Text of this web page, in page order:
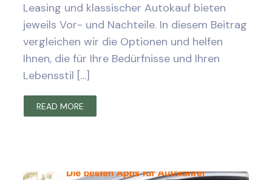
Leasing und klassischer Autokauf bieten
jeweils Vor- und Nachteile. In diesem Beitrag
vergleichen wir die Optionen und helfen
Ihnen, die für Ihre Bedürfnisse und Ihren
Lebensstil […]
READ MORE